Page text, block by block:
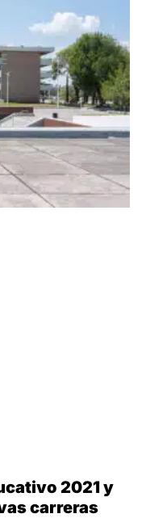
2021 y
carreras